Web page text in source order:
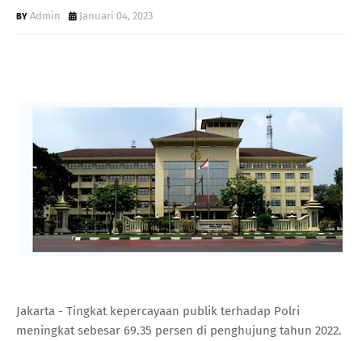
Admin Januari 04, 2023
Jakarta - Tingkat kepercayaan publik terhadap Polri
meningkat sebesar 69.35 persen di penghujung tahun 2022.